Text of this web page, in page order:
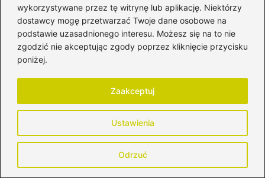
wykorzystywane przez tę witrynę lub aplikację. Niektórzy
dostawcy mogę przetwarzać Twoje dane osobowe na
podstawie uzasadnionego interesu. Możesz się na to nie
zgodzić nie akceptując zgody poprzez kliknięcie przycisku
poniżej.
Ustawienia
Odrzuć
Zaakceptuj
Ciąża a wypadanie włosów – co
powinieneś wiedzieć?